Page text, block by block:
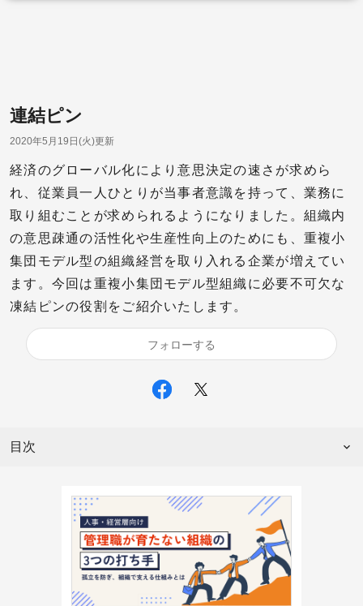
連結ピン
2020年5月19日(火)更新
経済のグローバル化により意思決定の速さが求めら
れ、従業員一人ひとりが当事者意識を持って、業務に
取り組むことが求められるようになりました。組織内
の意思疎通の活性化や生産性向上のためにも、重複小
集団モデル型の組織経営を取り入れる企業が増えてい
ます。今回は重複小集団モデル型組織に必要不可欠な
凍結ピンの役割をご紹介いたします。
フォローする
目次